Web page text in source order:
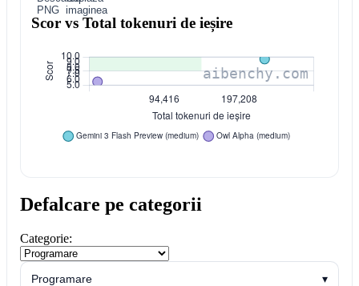
PNG imaginea
Scor vs Total tokenuri de ieșire
Defalcare pe categorii
Categorie:
Programare ▾